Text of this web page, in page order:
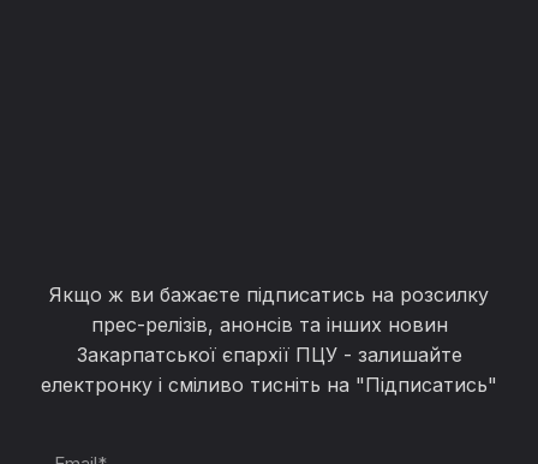
Якщо ж ви бажаєте підписатись на розсилку
прес-релізів, анонсів та інших новин
Закарпатської єпархії ПЦУ - залишайте
електронку і сміливо тисніть на "Підписатись"